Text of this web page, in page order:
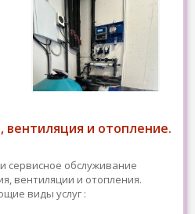
вентиляция и отопление.
сервисное обслуживание
вентиляции и отопления.
виды услуг :